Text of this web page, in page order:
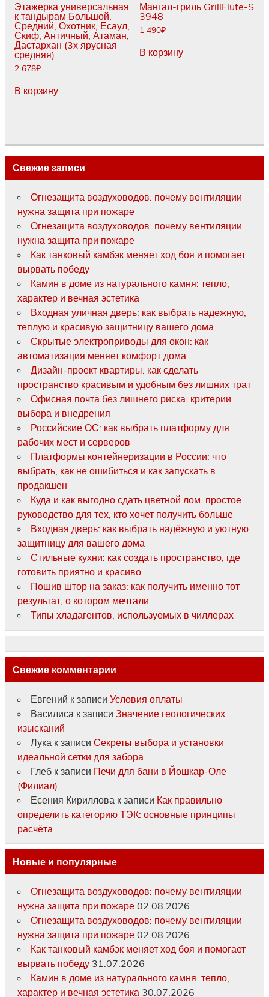
Этажерка универсальная
к тандырам Большой,
Средний, Охотник, Есаул,
Скиф, Античный, Атаман,
Дастархан (3х ярусная
средняя)
2 678₽
В корзину
Мангал-гриль GrillFlute-S
3948
1 490₽
В корзину
Свежие записи
Огнезащита воздуховодов: почему вентиляции
нужна защита при пожаре
Огнезащита воздуховодов: почему вентиляции
нужна защита при пожаре
Как танковый камбэк меняет ход боя и помогает
вырвать победу
Камин в доме из натурального камня: тепло,
характер и вечная эстетика
Входная уличная дверь: как выбрать надежную,
теплую и красивую защитницу вашего дома
Скрытые электроприводы для окон: как
автоматизация меняет комфорт дома
Дизайн-проект квартиры: как сделать
пространство красивым и удобным без лишних трат
Офисная почта без лишнего риска: критерии
выбора и внедрения
Российские ОС: как выбрать платформу для
рабочих мест и серверов
Платформы контейнеризации в России: что
выбрать, как не ошибиться и как запускать в
продакшен
Куда и как выгодно сдать цветной лом: простое
руководство для тех, кто хочет получить больше
Входная дверь: как выбрать надёжную и уютную
защитницу для вашего дома
Стильные кухни: как создать пространство, где
готовить приятно и красиво
Пошив штор на заказ: как получить именно тот
результат, о котором мечтали
Типы хладагентов, используемых в чиллерах
Свежие комментарии
Евгений к записи Условия оплаты
Василиса к записи Значение геологических
изысканий
Лука к записи Секреты выбора и установки
идеальной сетки для забора
Глебк записи Печи для бани в Йошкар-Оле
(Филиал).
Есения Кириллова к записи Как правильно
определить категорию ТЭК: основные принципы
расчёта
Новые и популярные
Огнезащита воздуховодов: почему вентиляции
нужна защита при пожаре 02.08.2026
Огнезащита воздуховодов: почему вентиляции
нужна защита при пожаре 02.08.2026
Как танковый камбэк меняет ход боя и помогает
вырвать победу 31.07.2026
Камин в доме из натурального камня: тепло,
характер и вечная эстетика 30.07.2026